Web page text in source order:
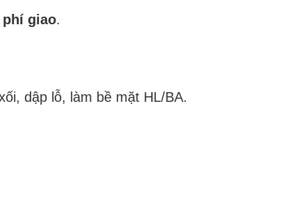
phí giao.
dập lỗ, làm bề mặt HL/BA.